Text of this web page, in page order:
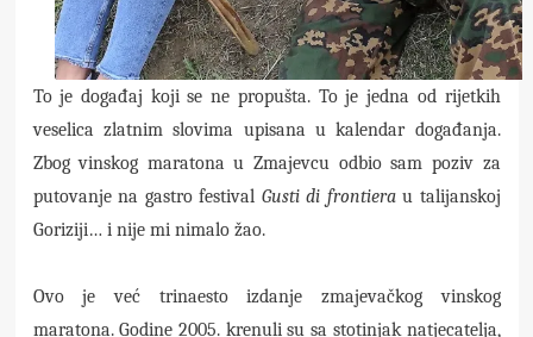
To je događaj koji se ne propušta. To je jedna od rijetkih
veselica zlatnim slovima upisana u kalendar događanja.
Zbog vinskog maratona u Zmajevcu odbio sam poziv za
putovanje na gastro festival Gusti di frontierau talijanskoj
Goriziji… i nije mi nimalo žao.
Ovo je već trinaesto izdanje zmajevačkog vinskog
maratona. Godine 2005. krenuli su sa stotinjak natjecatelja,